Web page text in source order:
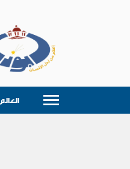
العالم